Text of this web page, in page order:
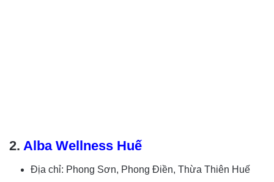
2. Alba Wellness Huế
Địa chỉ: Phong Sơn, Phong Điền, Thừa Thiên Huế